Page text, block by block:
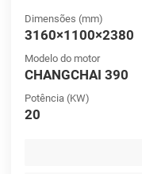
Dimensões (mm)
3160×1100×2380
Modelo do motor
CHANGCHAI 390
Potência (KW)
20